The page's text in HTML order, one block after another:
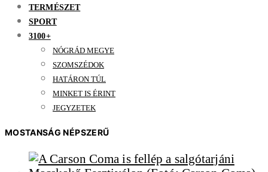
TERMÉSZET
SPORT
3100+
NÓGRÁD MEGYE
SZOMSZÉDOK
HATÁRON TÚL
MINKET IS ÉRINT
JEGYZETEK
MOSTANSÁG NÉPSZERŰ